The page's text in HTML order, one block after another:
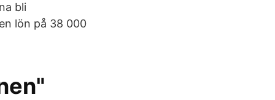
bli
lön på 38 000